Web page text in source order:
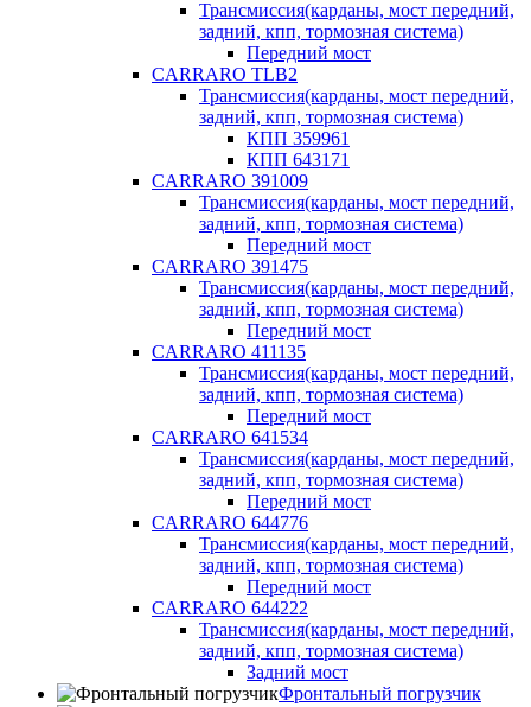
Трансмиссия(карданы, мост передний,
задний, кпп, тормозная система)
Передний мост
CARRARO TLB2
Трансмиссия(карданы, мост передний,
задний, кпп, тормозная система)
КПП 359961
КПП 643171
CARRARO 391009
Трансмиссия(карданы, мост передний,
задний, кпп, тормозная система)
Передний мост
CARRARO 391475
Трансмиссия(карданы, мост передний,
задний, кпп, тормозная система)
Передний мост
CARRARO 411135
Трансмиссия(карданы, мост передний,
задний, кпп, тормозная система)
Передний мост
CARRARO 641534
Трансмиссия(карданы, мост передний,
задний, кпп, тормозная система)
Передний мост
CARRARO 644776
Трансмиссия(карданы, мост передний,
задний, кпп, тормозная система)
Передний мост
CARRARO 644222
Трансмиссия(карданы, мост передний,
задний, кпп, тормозная система)
Задний мост
Фронтальный погрузчик